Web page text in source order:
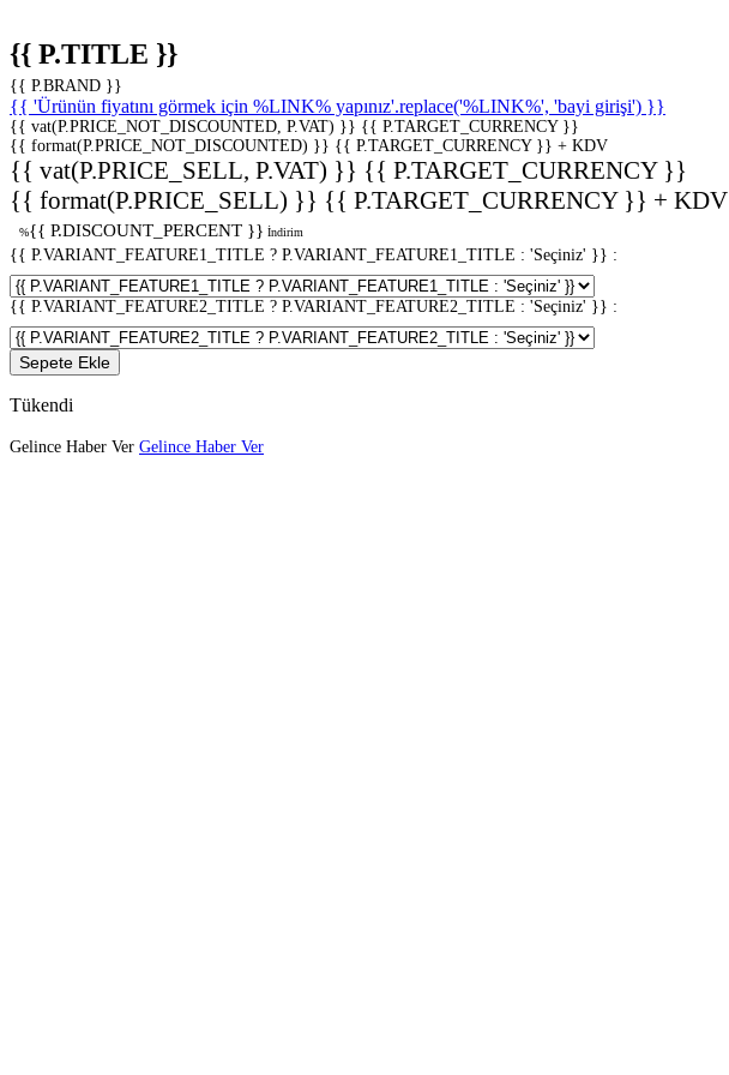
{{ P.TITLE }}
{{ P.BRAND }}
{{ 'Ürünün fiyatını görmek için %LINK% yapınız'.replace('%LINK%', 'bayi girişi') }}
{{ vat(P.PRICE_NOT_DISCOUNTED, P.VAT) }} {{ P.TARGET_CURRENCY }}
{{ format(P.PRICE_NOT_DISCOUNTED) }} {{ P.TARGET_CURRENCY }} + KDV
{{ vat(P.PRICE_SELL, P.VAT) }} {{ P.TARGET_CURRENCY }}
{{ format(P.PRICE_SELL) }} {{ P.TARGET_CURRENCY }} + KDV
%{{ P.DISCOUNT_PERCENT }} İndirim
{{ P.VARIANT_FEATURE1_TITLE ? P.VARIANT_FEATURE1_TITLE : 'Seçiniz' }} :
{{ P.VARIANT_FEATURE2_TITLE ? P.VARIANT_FEATURE2_TITLE : 'Seçiniz' }} :
Sepete Ekle
Tükendi
Gelince Haber Ver Gelince Haber Ver